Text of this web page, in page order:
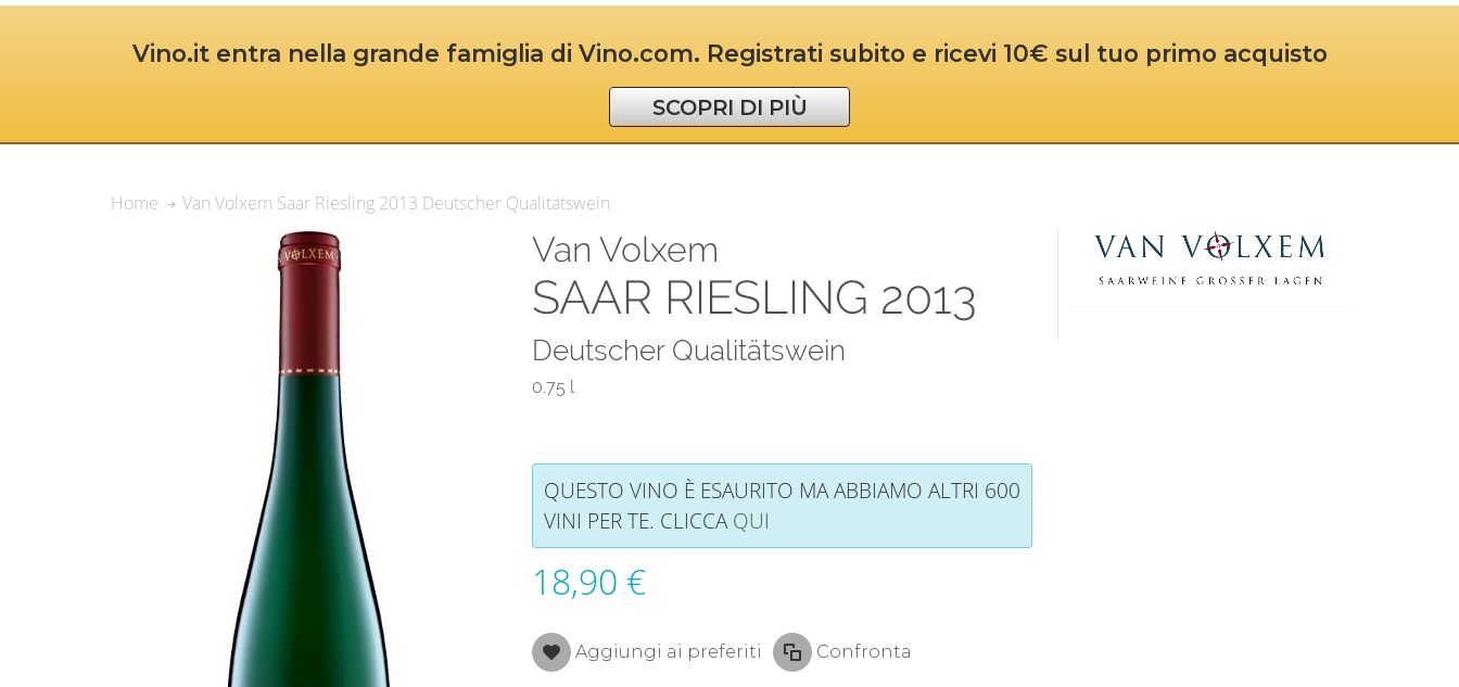
Vino.it entra nella grande famiglia di Vino.com. Registrati subito e ricevi 10€ sul tuo primo acquisto
SCOPRI DI PIÙ
Home Van Volxem Saar Riesling 2013 Deutscher Qualitätswein
Van Volxem
SAAR RIESLING 2013
Deutscher Qualitätswein
0.75 l
QUESTO VINO È ESAURITO MA ABBIAMO ALTRI 600
VINI PER TE. CLICCAQUI
18,90 €
Aggiungi ai preferiti Confronta